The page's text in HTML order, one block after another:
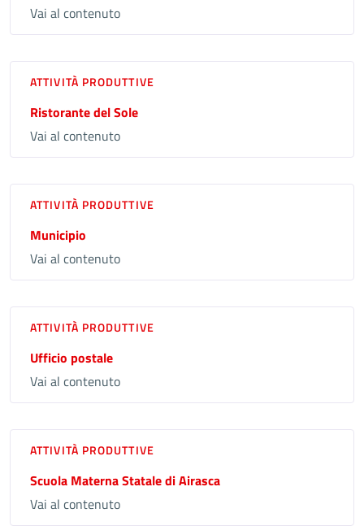
Vai al contenuto
ATTIVITÀ PRODUTTIVE
Ristorante del Sole
Vai al contenuto
ATTIVITÀ PRODUTTIVE
Municipio
Vai al contenuto
ATTIVITÀ PRODUTTIVE
Ufficio postale
Vai al contenuto
ATTIVITÀ PRODUTTIVE
Scuola Materna Statale di Airasca
Vai al contenuto